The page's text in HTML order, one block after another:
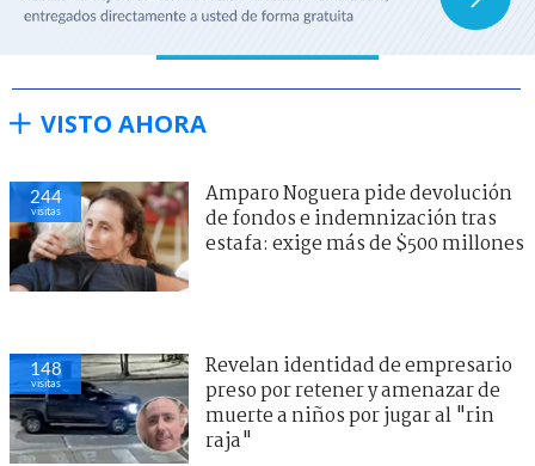
VISTO AHORA
244
visitas
Amparo Noguera pide devolución
de fondos e indemnización tras
estafa: exige más de $500 millones
148
visitas
Revelan identidad de empresario
preso por retener y amenazar de
muerte a niños por jugar al "rin
raja"